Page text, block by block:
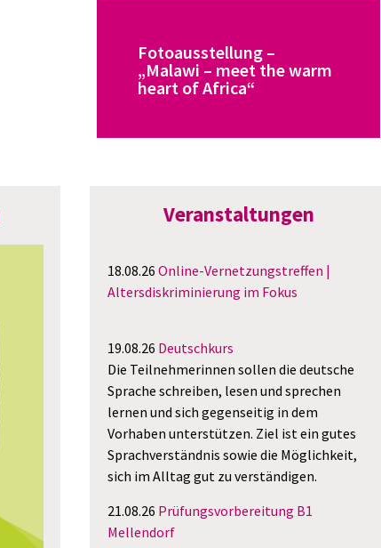
Fotoausstellung –
„Malawi – meet the warm
heart of Africa“
Veranstaltungen
18.08.26 Online-Vernetzungstreffen |
Altersdiskriminierung im Fokus
19.08.26 Deutschkurs
Die Teilnehmerinnen sollen die deutsche
Sprache schreiben, lesen und sprechen
lernen und sich gegenseitig in dem
Vorhaben unterstützen. Ziel ist ein gutes
Sprachverständnis sowie die Möglichkeit,
sich im Alltag gut zu verständigen.
21.08.26 Prüfungsvorbereitung B1
Mellendorf